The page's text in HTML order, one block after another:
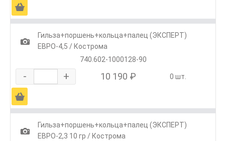
Ä
1
Гильза+поршень+кольца+палец (ЭКСПЕРТ)
ЕВРО-4,5 / Кострома
740.602-1000128-90
- + 10 190 ₽ 0 шт.
Ä
1
Гильза+поршень+кольца+палец (ЭКСПЕРТ)
ЕВРО-2,3 10 гр / Кострома